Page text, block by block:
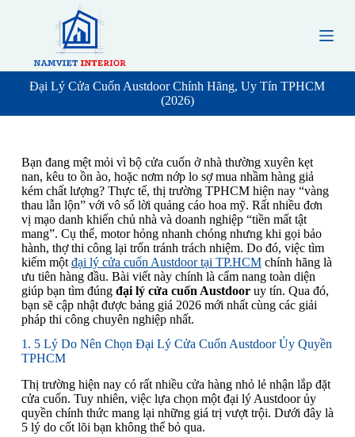
t
o
n
Đại Lý Cửa Cuốn Austdoor Chính Hãng, Uy Tín TPHCM
(2026)
Bạn đang mệt mỏi vì bộ cửa cuốn ở nhà thường xuyên kẹt
nan, kêu to ồn ào, hoặc nơm nớp lo sợ mua nhầm hàng giả
kém chất lượng? Thực tế, thị trường TPHCM hiện nay “vàng
thau lẫn lộn” với vô số lời quảng cáo hoa mỹ. Rất nhiều đơn
vị mạo danh khiến chủ nhà và doanh nghiệp “tiền mất tật
mang”. Cụ thể, motor hỏng nhanh chóng nhưng khi gọi bảo
hành, thợ thi công lại trốn tránh trách nhiệm. Do đó, việc tìm
kiếm một đại lý cửa cuốn Austdoor tại TP.HCMchính hãng là
ưu tiên hàng đầu. Bài viết này chính là cẩm nang toàn diện
giúp bạn tìm đúng đại lý cửa cuốn Austdooruy tín. Qua đó,
bạn sẽ cập nhật được bảng giá 2026 mới nhất cùng các giải
pháp thi công chuyên nghiệp nhất.
1. 5 Lý Do Nên Chọn Đại Lý Cửa Cuốn Austdoor Ủy Quyền
TPHCM
Thị trường hiện nay có rất nhiều cửa hàng nhỏ lẻ nhận lắp đặt
cửa cuốn. Tuy nhiên, việc lựa chọn một đại lý Austdoor ủy
quyền chính thức mang lại những giá trị vượt trội. Dưới đây là
5 lý do cốt lõi bạn không thể bỏ qua.